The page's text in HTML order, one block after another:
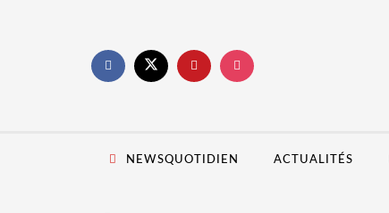
NEWSQUOTIDIEN ACTUALITÉS